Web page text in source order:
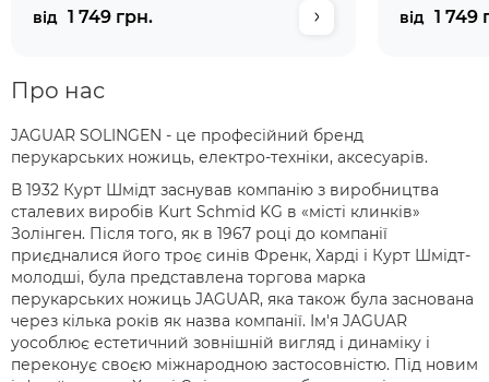
від 1 749 грн. від 1 749
Про нас
JAGUAR SOLINGEN - це професійний бренд
перукарських ножиць, електро-техніки, аксесуарів.
В 1932 Курт Шмідт заснував компанію з виробництва
сталевих виробів Kurt Schmid KG в «місті клинків»
Золінген. Після того, як в 1967 році до компанії
приєдналися його троє синів Френк, Харді і Курт Шмідт-
молодші, була представлена торгова марка
перукарських ножиць JAGUAR, яка також була заснована
через кілька років як назва компанії. Ім'я JAGUAR
уособлює естетичний зовнішній вигляд і динаміку і
переконує своєю міжнародною застосовністю. Під новим